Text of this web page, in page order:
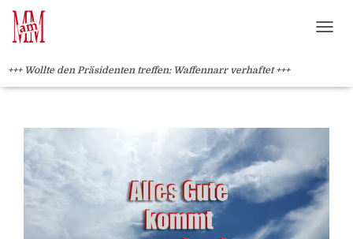
Weiterlesen" />
+++ Wollte den Präsidenten treffen: Waffennarr verhaftet +++